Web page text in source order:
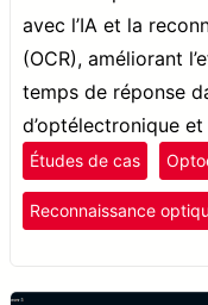
avec l’IA et la
(OCR), améliorant
temps de réponse
d’optélectronique
Études de cas
Reconnaissance